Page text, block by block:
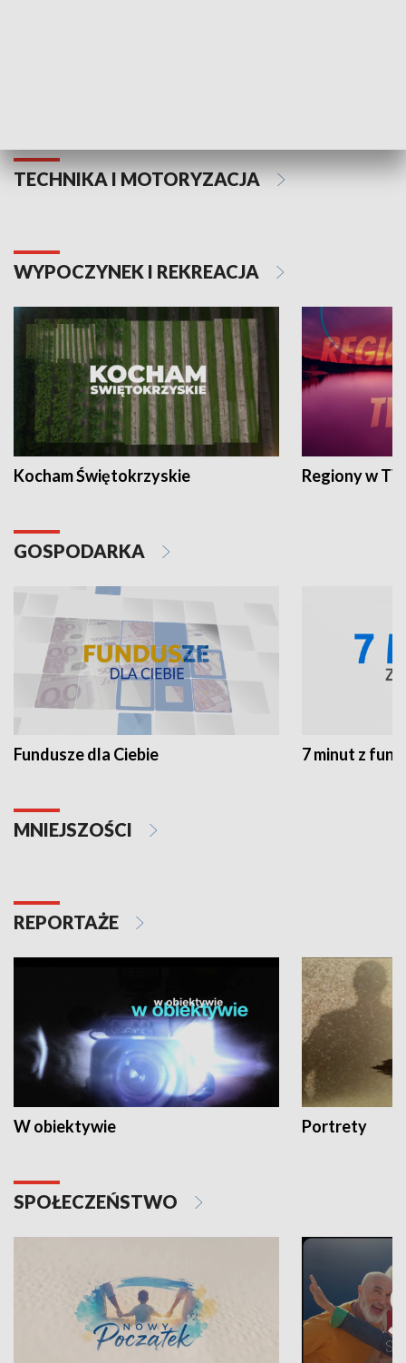
TECHNIKA I MOTORYZACJA
WYPOCZYNEK I REKREACJA
Kocham Świętokrzyskie Regiony w
GOSPODARKA
Fundusze dla Ciebie 7 minut z
MNIEJSZOŚCI
REPORTAŻE
W obiektywie Portrety
SPOŁECZEŃSTWO